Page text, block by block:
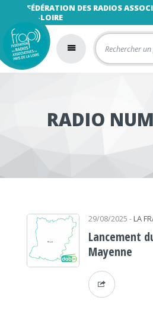
FÉDÉRATION DES RADIOS
LA-LOIRE
RADIO
29/08/2025- LA
Lancement
Mayenne